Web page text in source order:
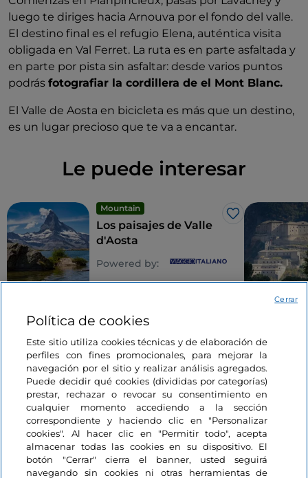
luego te diriges hacia Arnouva por el fondo del valle.
El destino final es el refugio Elena, auténtica visita
obligada en Val Ferret. La ruta es en parte asfaltada y
en parte por pista sin asfaltar: desde varios puntos
podrás fotografiar la cordillera de el Mont Blanc.
El Valle de Aosta en bicicleta es más que un destino,
es un lugar precioso que te va a encantar.
Le puede interesar
Mountain
Me gusta
Los paisajes de Valle
d'Aosta
Powered by:
Información del sitio
Enlaces útiles
Política de cookies
Este sitio utiliza cookies técnicas y de elaboración de
perfiles con fines promocionales, para mejorar la
navegación por el sitio y realizar análisis agregados.
Puede decidir qué cookies (divididas por categorías)
prestar, rechazar o revocar su consentimiento en
cualquier momento accediendo a la sección
correspondiente y haciendo clic en "Personalizar
cookies". Al hacer clic en "Permitir todo", acepta
almacenar todas las cookies en su dispositivo. El
botón "Cerrar" cierra el banner, usted seguirá
navegando sin cookies ni otras herramientas de
Cerrar